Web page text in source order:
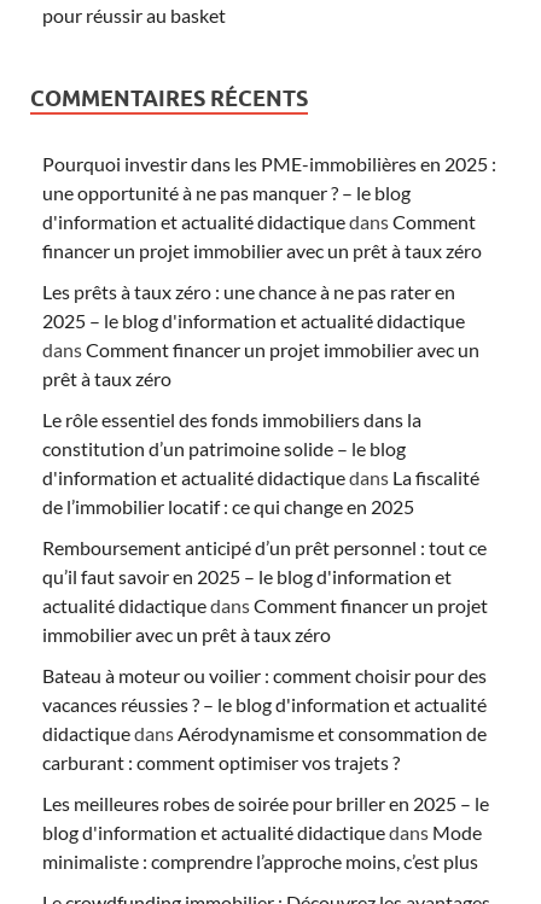
pour réussir au basket
COMMENTAIRES RÉCENTS
Pourquoi investir dans les PME-immobilières en 2025 :
une opportunité à ne pas manquer ? – le blog
d'information et actualité didactiquedansComment
financer un projet immobilier avec un prêt à taux zéro
Les prêts à taux zéro : une chance à ne pas rater en
2025 – le blog d'information et actualité didactique
dansComment financer un projet immobilier avec un
prêt à taux zéro
Le rôle essentiel des fonds immobiliers dans la
constitution d’un patrimoine solide – le blog
d'information et actualité didactiquedans La fiscalité
de l’immobilier locatif : ce qui change en 2025
Remboursement anticipé d’un prêt personnel : tout ce
qu’il faut savoir en 2025 – le blog d'information et
actualité didactiquedansComment financer un projet
immobilier avec un prêt à taux zéro
Bateau à moteur ou voilier : comment choisir pour des
vacances réussies ? – le blog d'information et actualité
didactiquedansAérodynamisme et consommation de
carburant : comment optimiser vos trajets ?
Les meilleures robes de soirée pour briller en 2025 – le
blog d'information et actualité didactiquedans Mode
minimaliste : comprendre l’approche moins, c’est plus